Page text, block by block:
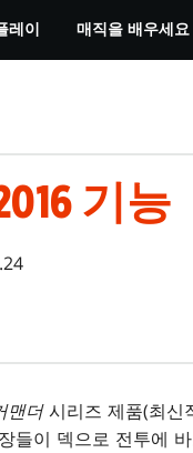
레이 매직을 배우세요
기능
맨더시리즈 제품(최신
들이 덱으로 전투에